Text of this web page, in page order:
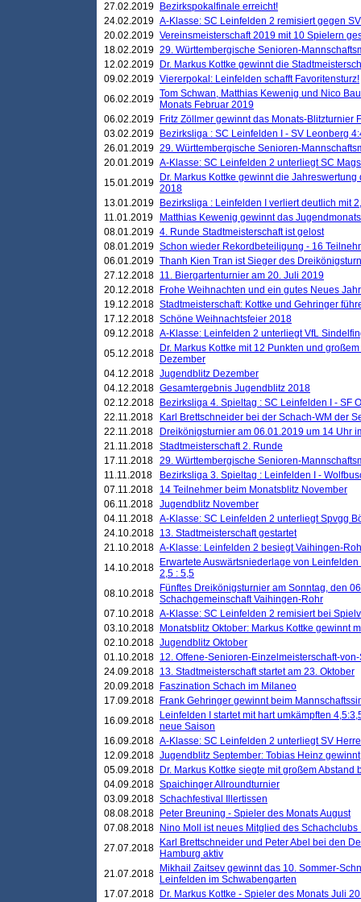
27.02.2019
Bezirkspokalfinale erreicht!
24.02.2019 A-Klasse: SC Leinfelden 2 remisiert gegen
20.02.2019 Vereinsmeisterschaft 2019 mit 10 Spielern
18.02.2019 29. Württembergische Senioren-
12.02.2019
Dr. Markus Kottke gewinnt die
09.02.2019 Viererpokal: Leinfelden schafft Favoritensturz!
06.02.2019 Tom Schwan, Matthias Kewenig und Nico
Monats Februar 2019
06.02.2019
Fritz Zöllmer gewinnt das Monats-Blitzturnier
03.02.2019
Bezirksliga : SC Leinfelden I - SV Leonberg
26.01.2019 29. Württembergische Senioren-
20.01.2019 A-Klasse: SC Leinfelden 2 unterliegt SC
15.01.2019
Dr. Markus Kottke gewinnt die
2018
13.01.2019
Bezirksliga : Leinfelden I verliert deutlich mit
11.01.2019
Matthias Kewenig gewinnt das
08.01.2019 4. Runde Stadtmeisterschaft ist gelost
08.01.2019 Schon wieder Rekordbeteiligung - 16
06.01.2019 Thanh Kien Tran ist Sieger des
27.12.2018 11. Biergartenturnier am 20. Juli 2019
20.12.2018
Frohe Weihnachten und ein gutes Neues
19.12.2018 Stadtmeisterschaft: Kottke und Gehringer
17.12.2018 Schöne Weihnachtsfeier 2018
09.12.2018 A-Klasse: Leinfelden 2 unterliegt VfL
05.12.2018
Dr. Markus Kottke mit 12 Punkten und
Dezember
04.12.2018 Jugendblitz Dezember
04.12.2018 Gesamtergebnis Jugendblitz 2018
02.12.2018
Bezirksliga 4. Spieltag : SC Leinfelden I - SF
22.11.2018
Karl Brettschneider bei der Schach-WM der
22.11.2018
Dreikönigsturnier am 06.01.2019 um 14 Uhr
21.11.2018 Stadtmeisterschaft 2. Runde
17.11.2018 29. Württembergische Senioren-
11.11.2018
Bezirksliga 3. Spieltag : Leinfelden I -
07.11.2018
14 Teilnehmer beim Monatsblitz November
06.11.2018 Jugendblitz November
04.11.2018 A-Klasse: SC Leinfelden 2 unterliegt Spvgg
24.10.2018 13. Stadtmeisterschaft gestartet
21.10.2018 A-Klasse: Leinfelden 2 besiegt Vaihingen-
14.10.2018
Erwartete Auswärtsniederlage von
2,5 : 5,5
08.10.2018
Fünftes Dreikönigsturnier am Sonntag, den
Schachgemeinschaft Vaihingen-Rohr
07.10.2018 A-Klasse: SC Leinfelden 2 remisiert bei
03.10.2018
Monatsblitz Oktober: Markus Kottke gewinnt
02.10.2018 Jugendblitz Oktober
01.10.2018 12. Offene-Senioren-Einzelmeisterschaft-
24.09.2018 13. Stadtmeisterschaft startet am 23. Oktober
20.09.2018
Faszination Schach im Milaneo
17.09.2018
Frank Gehringer gewinnt beim
16.09.2018
Leinfelden I startet mit hart umkämpften
neue Saison
16.09.2018 A-Klasse: SC Leinfelden 2 unterliegt SV
12.09.2018 Jugendblitz September: Tobias Heinz gewinnt
05.09.2018
Dr. Markus Kottke siegte mit großem
04.09.2018 Spaichinger Allroundturnier
03.09.2018 Schachfestival Illertissen
08.08.2018
Peter Breuning - Spieler des Monats August
07.08.2018
Nino Moll ist neues Mitglied des
27.07.2018
Karl Brettschneider und Peter Abel bei den
Hamburg aktiv
21.07.2018
Mikhail Zaitsev gewinnt das 10. Sommer-
Leinfelden im Schwabengarten
17.07.2018
Dr. Markus Kottke - Spieler des Monats Juli